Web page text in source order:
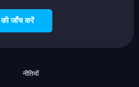
जाँच करें
नीतियों